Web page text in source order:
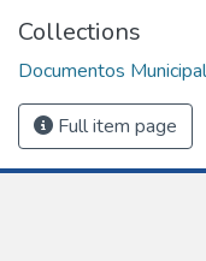
Collections
Documentos
Full item page